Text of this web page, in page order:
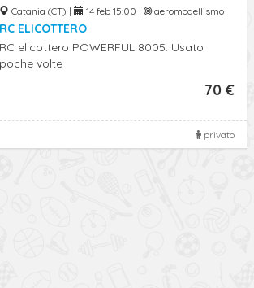
Catania (CT) | 14 feb 15:00 | aeromodellismo
RC ELICOTTERO
RC elicottero POWERFUL 8005. Usato
poche volte
70 €
privato